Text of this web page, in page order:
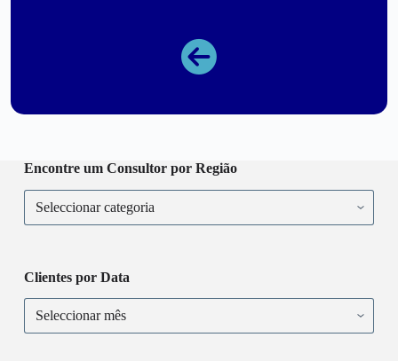
Encontre um Consultor por Região
Clientes por Data